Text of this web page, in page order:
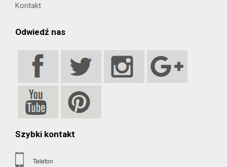
Kontakt
Odwiedź nas
Szybki kontakt
Telefon